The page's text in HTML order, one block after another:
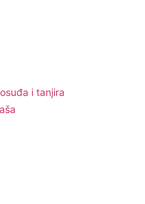
i tanjira